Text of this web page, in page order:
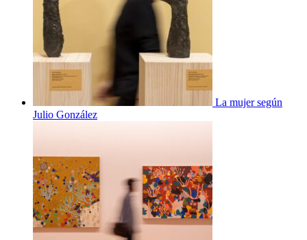
La mujer según
Julio González